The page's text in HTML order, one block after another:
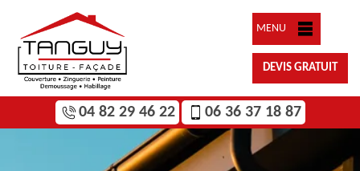
MENU
DEVIS GRATUIT
04 82 29 46 22 06 36 37 18 87